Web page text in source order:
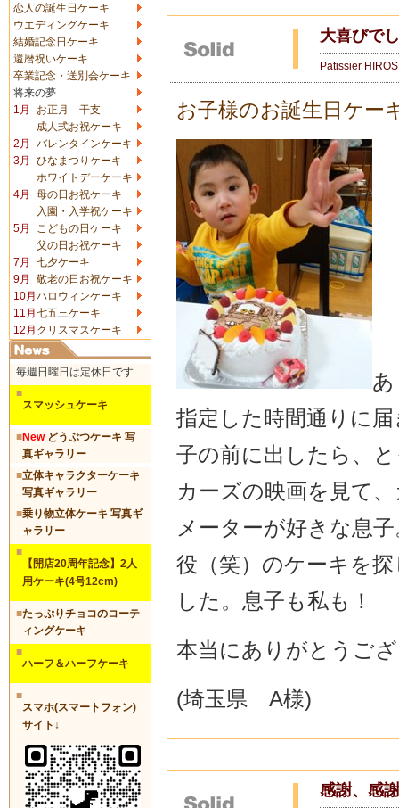
恋人の誕生日ケーキ
ウエディングケーキ
結婚記念日ケーキ
還暦祝いケーキ
卒業記念・送別会ケーキ
将来の夢
1月
お正月 干支
成人式お祝ケーキ
2月
バレンタインケーキ
3月
ひなまつりケーキ
ホワイトデーケーキ
4月
母の日お祝ケーキ
入園・入学祝ケーキ
5月
こどもの日ケーキ
父の日お祝ケーキ
7月
七夕ケーキ
9月
敬老の日お祝ケーキ
10月 ハロウィンケーキ
11月 七五三ケーキ
12月 クリスマスケーキ
毎週日曜日は定休日です
■
スマッシュケーキ
■Newどうぶつケーキ 写
真ギャラリー
■立体キャラクターケーキ
写真ギャラリー
■乗り物立体ケーキ 写真ギ
ャラリー
■
【開店20周年記念】2人
用ケーキ(4号12cm)
■たっぷりチョコのコーテ
ィングケーキ
■
ハーフ＆ハーフケーキ
■
スマホ(スマートフォン)
サイト↓
大喜びで
Patissier
お子様のお誕生日ケー
指定した時間通りに
子の前に出したら、
カーズの映画を見て
メーターが好きな息
役（笑）のケーキを
した。息子も私も！
本当にありがとうご
(埼玉県 A様)
感謝、感